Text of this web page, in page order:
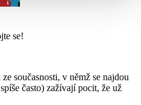
se!
současnosti, v němž se najdou
často) zažívají pocit, že už